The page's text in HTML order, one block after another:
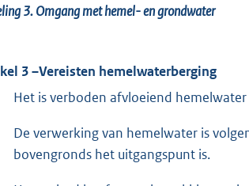
3. Omgang met hemel- en grondwater
3 –Vereisten hemelwaterberging
Het is verboden afvloeiend
De verwerking van hemelwater is
bovengronds het uitgangspunt is.